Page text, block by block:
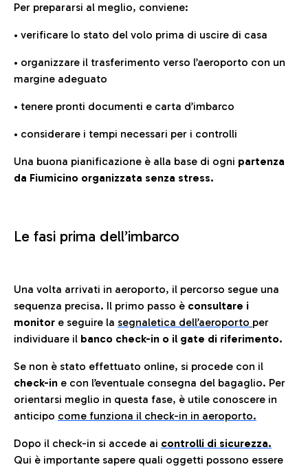
Per prepararsi al meglio, conviene:
• verificare lo stato del volo prima di uscire di casa
• organizzare il trasferimento verso l’aeroporto con un
margine adeguato
• tenere pronti documenti e carta d’imbarco
• considerare i tempi necessari per i controlli
Una buona pianificazione è alla base di ogni partenza
da Fiumicino organizzata senza stress.
Le fasi prima dell’imbarco
Una volta arrivati in aeroporto, il percorso segue una
sequenza precisa. Il primo passo è consultare i
monitor e seguire la segnaletica dell’aeroporto per
individuare il banco check-in o il gate di riferimento.
Se non è stato effettuato online, si procede con il
check-in e con l’eventuale consegna del bagaglio. Per
orientarsi meglio in questa fase, è utile conoscere in
anticipo come funziona il check-in in aeroporto.
Dopo il check-in si accede ai controlli di sicurezza.
Qui è importante sapere quali oggetti possono essere